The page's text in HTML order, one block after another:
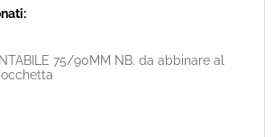
75/90MM NB. da abbinare al